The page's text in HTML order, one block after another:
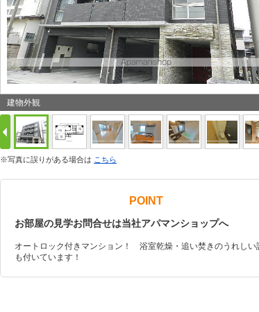
建物外観
※写真に誤りがある場合は こちら
POINT
お部屋の見学お問合せは当社アパマンショップへ
オートロック付きマンション！ 浴室乾燥・追い焚きのうれしい
も付いています！